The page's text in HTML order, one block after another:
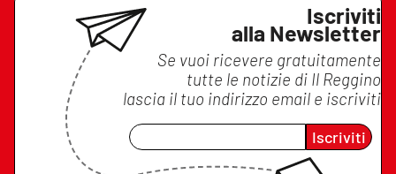
Iscriviti
alla Newsletter
Se vuoi ricevere gratuitamente
tutte le notizie di Il Reggino
lascia il tuo indirizzo email e iscriviti
Iscriviti